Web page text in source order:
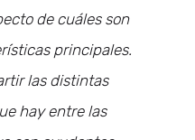
de cuáles son
principales.
las distintas
hay entre las